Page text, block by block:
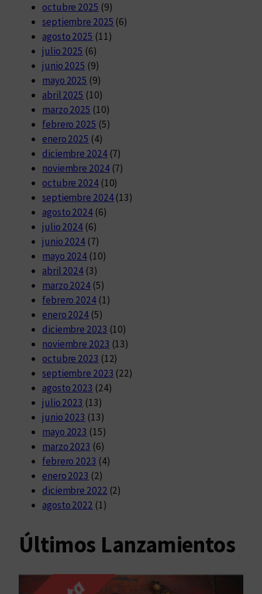
octubre 2025 (9)
septiembre 2025 (6)
agosto 2025 (11)
julio 2025 (6)
junio 2025 (9)
mayo 2025 (9)
abril 2025 (10)
marzo 2025 (10)
febrero 2025 (5)
enero 2025 (4)
diciembre 2024(7)
noviembre 2024(7)
octubre 2024(10)
septiembre 2024(13)
agosto 2024(6)
julio 2024 (6)
junio 2024 (7)
mayo 2024 (10)
abril 2024 (3)
marzo 2024 (5)
febrero 2024(1)
enero 2024 (5)
diciembre 2023 (10)
noviembre 2023 (13)
octubre 2023 (12)
septiembre 2023 (22)
agosto 2023 (24)
julio 2023 (13)
junio 2023 (13)
mayo 2023 (15)
marzo 2023 (6)
febrero 2023 (4)
enero 2023 (2)
diciembre 2022 (2)
agosto 2022 (1)
Últimos Lanzamientos